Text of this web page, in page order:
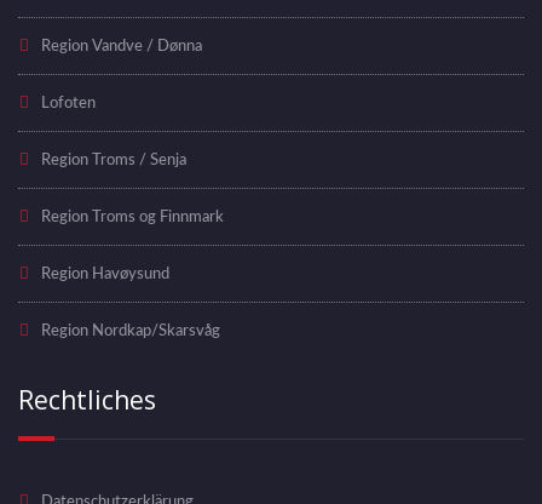
Region Vandve / Dønna
Lofoten
Region Troms / Senja
Region Troms og Finnmark
Region Havøysund
Region Nordkap/Skarsvåg
Rechtliches